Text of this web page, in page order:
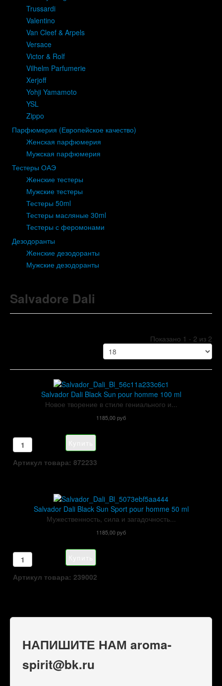
Trussardi
Valentino
Van Cleef & Arpels
Versace
Victor & Rolf
Vilhelm Parfumerie
Xerjoff
Yohji Yamamoto
YSL
Zippo
Парфюмерия (Европейское качество)
Женская парфюмерия
Мужская парфюмерия
Тестеры ОАЭ
Женские тестеры
Мужские тестеры
Тестеры 50ml
Тестеры масляные 30ml
Тестеры с феромонами
Дезодоранты
Женские дезодоранты
Мужские дезодоранты
Salvadore Dali
Показано 1 - 2 из 2
Salvador Dali Black Sun pour homme 100 ml
Новое творение в стиле гениального и...
1185,00 руб
Артикул товара: 872233
Salvador Dali Black Sun Sport pour homme 50 ml
Мужественность, сила и загадочность...
1185,00 руб
Артикул товара: 239002
НАПИШИТЕ НАМ aroma-
spirit@bk.ru